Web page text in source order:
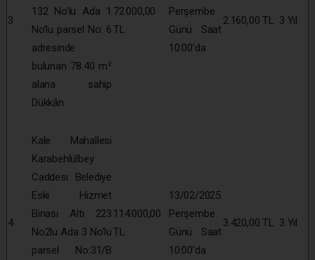
3
132 No’lu Ada 1
No’lu parsel No: 6
adresinde
bulunan 78.40 m²
alana sahip
Dükkân
72.000,00
TL
Perşembe
Günü Saat
10:00’da
2.160,00 TL 3 Yıl
4
Kale Mahallesi
Karabehlülbey
Caddesi Belediye
Eski Hizmet
Binası Altı 223
No2lu Ada 3 No’lu
parsel No:31/B
114.000,00
TL
13/02/2025
Perşembe
Günü Saat
10:00’da
3.420,00 TL 3 Yıl